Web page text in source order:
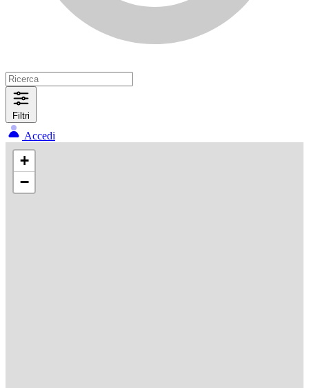
Filtri
Accedi
+
−